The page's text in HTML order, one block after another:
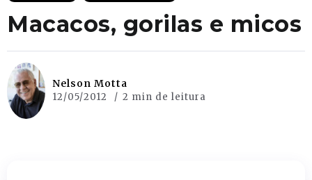
Macacos, gorilas e micos
Nelson Motta
12/05/2012 2 min de leitura